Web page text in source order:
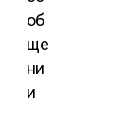
об
ще
ни
и